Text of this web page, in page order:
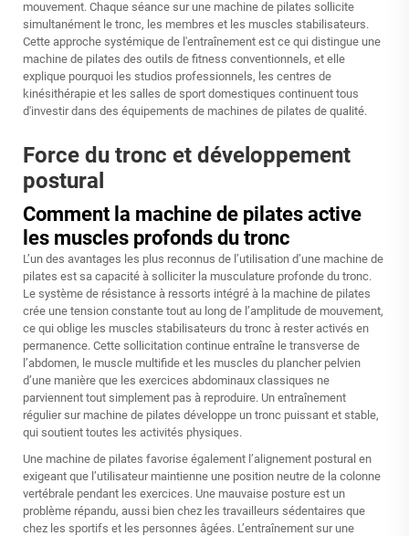
mouvement. Chaque séance sur une machine de pilates sollicite
simultanément le tronc, les membres et les muscles stabilisateurs.
Cette approche systémique de l'entraînement est ce qui distingue une
machine de pilates des outils de fitness conventionnels, et elle
explique pourquoi les studios professionnels, les centres de
kinésithérapie et les salles de sport domestiques continuent tous
d'investir dans des équipements de machines de pilates de qualité.
Force du tronc et développement
postural
Comment la machine de pilates active
les muscles profonds du tronc
L’un des avantages les plus reconnus de l’utilisation d’une machine de
pilates est sa capacité à solliciter la musculature profonde du tronc.
Le système de résistance à ressorts intégré à la machine de pilates
crée une tension constante tout au long de l’amplitude de mouvement,
ce qui oblige les muscles stabilisateurs du tronc à rester activés en
permanence. Cette sollicitation continue entraîne le transverse de
l’abdomen, le muscle multifide et les muscles du plancher pelvien
d’une manière que les exercices abdominaux classiques ne
parviennent tout simplement pas à reproduire. Un entraînement
régulier sur machine de pilates développe un tronc puissant et stable,
qui soutient toutes les activités physiques.
Une machine de pilates favorise également l’alignement postural en
exigeant que l’utilisateur maintienne une position neutre de la colonne
vertébrale pendant les exercices. Une mauvaise posture est un
problème répandu, aussi bien chez les travailleurs sédentaires que
chez les sportifs et les personnes âgées. L’entraînement sur une